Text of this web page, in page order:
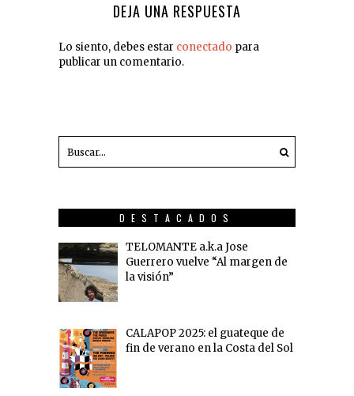
DEJA UNA RESPUESTA
Lo siento, debes estar conectado para
publicar un comentario.
DESTACADOS
TELOMANTE a.k.a Jose
Guerrero vuelve “Al margen de
la visión”
CALAPOP 2025: el guateque de
fin de verano en la Costa del Sol